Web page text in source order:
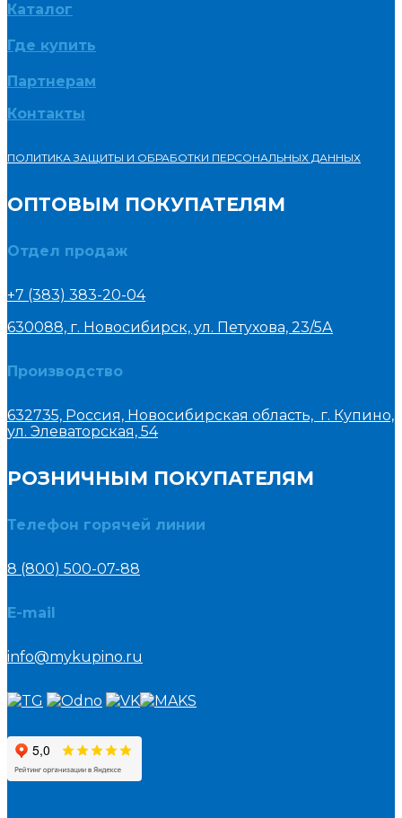
Каталог
Где купить
Партнерам
Контакты
ПОЛИТИКА ЗАЩИТЫ И ОБРАБОТКИ ПЕРСОНАЛЬНЫХ ДАННЫХ
ОПТОВЫМ ПОКУПАТЕЛЯМ
Отдел продаж
+7 (383) 383-20-04
630088, г. Новосибирск, ул. Петухова, 23/5А
Производство
632735, Россия, Новосибирская область, г. Купино,
ул. Элеваторская, 54
РОЗНИЧНЫМ ПОКУПАТЕЛЯМ
Телефон горячей линии
8 (800) 500-07-88
E-mail
info@mykupino.ru